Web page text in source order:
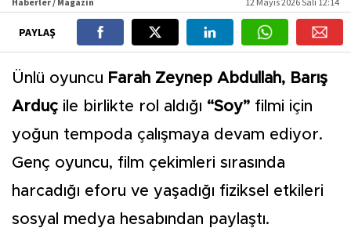
PAYLAŞ
Ünlü oyuncu Farah Zeynep Abdullah, Barış
Arduç ile birlikte rol aldığı “Soy” filmi için
yoğun tempoda çalışmaya devam ediyor.
Genç oyuncu, film çekimleri sırasında
harcadığı eforu ve yaşadığı fiziksel etkileri
sosyal medya hesabından paylaştı.